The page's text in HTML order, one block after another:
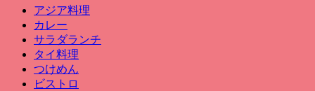
アジア料理
カレー
サラダランチ
タイ料理
つけめん
ビストロ